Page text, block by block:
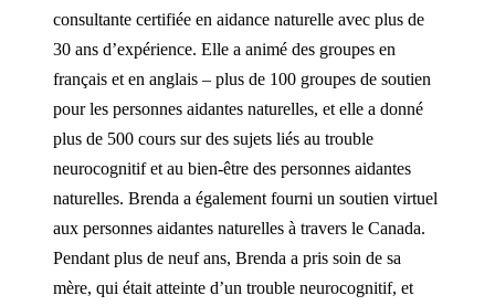
consultante certifiée en aidance naturelle avec plus de
30 ans d’expérience. Elle a animé des groupes en
français et en anglais – plus de 100 groupes de soutien
pour les personnes aidantes naturelles, et elle a donné
plus de 500 cours sur des sujets liés au trouble
neurocognitif et au bien-être des personnes aidantes
naturelles. Brenda a également fourni un soutien virtuel
aux personnes aidantes naturelles à travers le Canada.
Pendant plus de neuf ans, Brenda a pris soin de sa
mère, qui était atteinte d’un trouble neurocognitif, et